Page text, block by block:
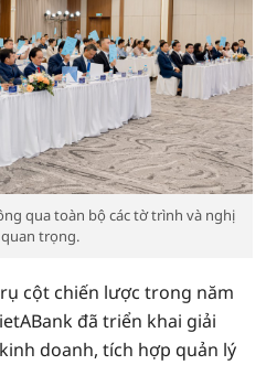
qua toàn bộ các tờ trình và nghị
trọng.
cột chiến lược trong năm
đã triển khai giải
doanh, tích hợp quản lý